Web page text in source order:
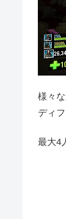
様々
ディ
最大4